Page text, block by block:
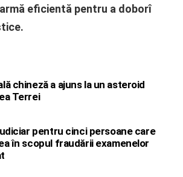
eficientă pentru a doborî
chineză a ajuns la un asteroid
Terrei
pentru cinci persoane care
în scopul fraudării examenelor